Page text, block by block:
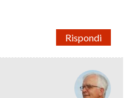
Rispondi